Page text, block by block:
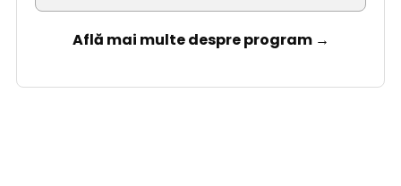
Află mai multe despre program →